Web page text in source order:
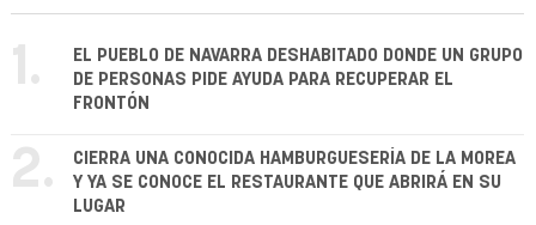
1.
EL PUEBLO DE NAVARRA DESHABITADO DONDE UN GRUPO
DE PERSONAS PIDE AYUDA PARA RECUPERAR EL
FRONTÓN
2.
CIERRA UNA CONOCIDA HAMBURGUESERÍA DE LA MOREA
Y YA SE CONOCE EL RESTAURANTE QUE ABRIRÁ EN SU
LUGAR